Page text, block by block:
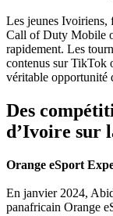
Les jeunes Ivoiriens,
Call of Duty Mobile
rapidement. Les
contenus sur TikTok
véritable opportunité
Des
d’Ivoire sur
Orange eSport
En janvier 2024,
panafricain Orange